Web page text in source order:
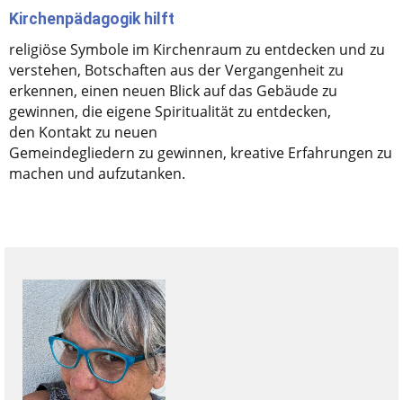
Kirchenpädagogik hilft
religiöse Symbole im Kirchenraum zu entdecken und zu
verstehen, Botschaften aus der Vergangenheit zu
erkennen, einen neuen Blick auf das Gebäude zu
gewinnen, die eigene Spiritualität zu entdecken,
den Kontakt zu neuen
Gemeindegliedern zu gewinnen, kreative Erfahrungen zu
machen und aufzutanken.